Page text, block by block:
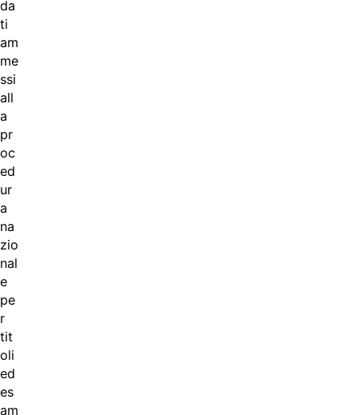
da
ti
am
me
ssi
all
a
pr
oc
ed
ur
a
na
zio
nal
e
pe
r
tit
oli
ed
es
am